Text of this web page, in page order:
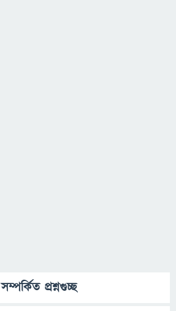
সম্পর্কিত প্রশ্নগুচ্ছ